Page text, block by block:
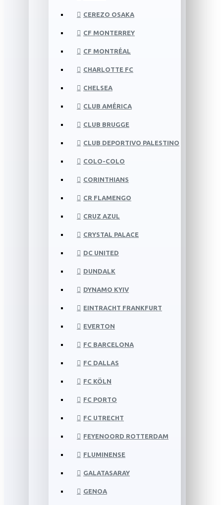
CEREZO OSAKA
CF MONTERREY
CF MONTRÉAL
CHARLOTTE FC
CHELSEA
CLUB AMÉRICA
CLUB BRUGGE
CLUB DEPORTIVO PALESTINO
COLO-COLO
CORINTHIANS
CR FLAMENGO
CRUZ AZUL
CRYSTAL PALACE
DC UNITED
DUNDALK
DYNAMO KYIV
EINTRACHT FRANKFURT
EVERTON
FC BARCELONA
FC DALLAS
FC KÖLN
FC PORTO
FC UTRECHT
FEYENOORD ROTTERDAM
FLUMINENSE
GALATASARAY
GENOA